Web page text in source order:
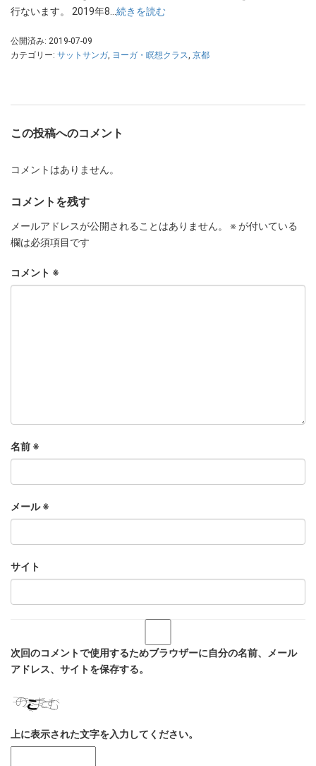
行ないます。 2019年8…続きを読む
公開済み: 2019-07-09
カテゴリー: サットサンガ, ヨーガ・瞑想クラス, 京都
この投稿へのコメント
コメントはありません。
コメントを残す
メールアドレスが公開されることはありません。 ※ が付いている
欄は必須項目です
コメント ※
名前 ※
メール※
サイト
次回のコメントで使用するためブラウザーに自分の名前、メール
アドレス、サイトを保存する。
上に表示された文字を入力してください。